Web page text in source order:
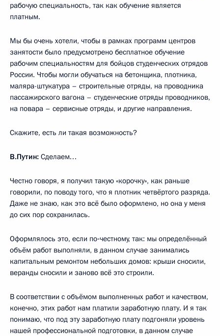
рабочую специальность, так как обучение является
платным.
Мы бы очень хотели, чтобы в рамках программ центров
занятости было предусмотрено бесплатное обучение
рабочим специальностям для бойцов студенческих отрядов
России. Чтобы могли обучаться на бетонщика, плотника,
маляра-штукатура – строительные отряды, на проводника
пассажирского вагона – студенческие отряды проводников,
на повара – сервисные отряды, и другие направления.
Скажите, есть ли такая возможность?
В.Путин: Сделаем…
Честно говоря, я получил такую «корочку», как раньше
говорили, по поводу того, что я плотник четвёртого разряда.
Даже не знаю, как это всё было оформлено, но она у меня
до сих пор сохранилась.
Оформлялось это, если по‑честному, так: мы определённый
объём работ выполняли, в данном случае занимались
капитальным ремонтом небольших домов: крыши сносили,
веранды сносили и заново всё это строили.
В соответствии с объёмом выполненных работ и качеством,
конечно, этих работ нам платили заработную плату. И я так
понимаю, что под эту заработную плату подгоняли уровень
нашей профессиональной подготовки, в данном случае